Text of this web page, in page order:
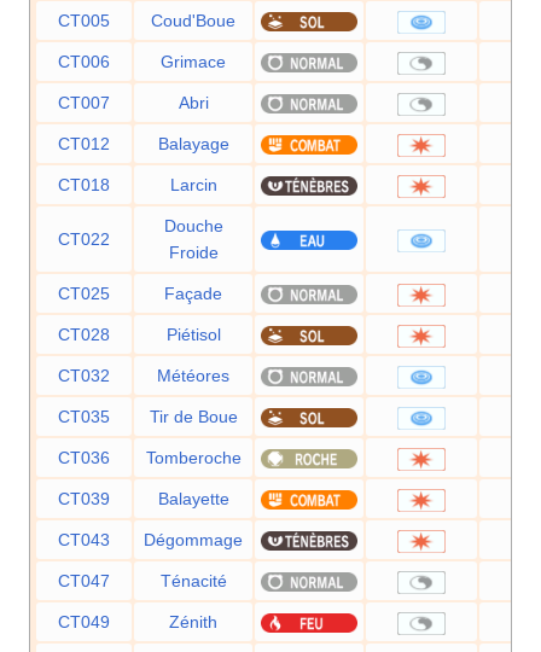
CT005 Coud'Boue
CT006 Grimace
CT007 Abri
CT012 Balayage
CT018 Larcin
CT022
Douche
Froide
CT025 Façade
CT028 Piétisol
CT032 Météores
CT035 Tir de Boue
CT036 Tomberoche
CT039 Balayette
CT043 Dégommage
CT047 Ténacité
CT049 Zénith